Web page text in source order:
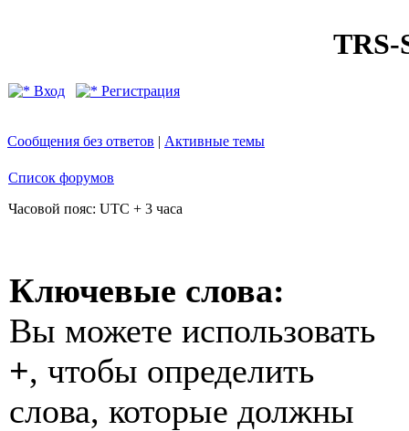
TRS-
Вход Регистрация
Сообщения без ответов | Активные темы
Список форумов
Часовой пояс: UTC + 3 часа
Ключевые слова:
Вы можете использовать
+, чтобы определить
слова, которые должны